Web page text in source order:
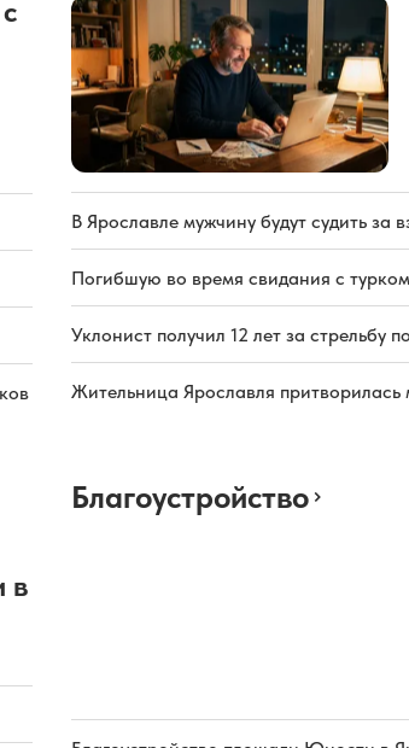
В Ярославле мужчину будут судить за
Погибшую во время свидания с
Уклонист получил 12 лет за стрельбу
Жительница Ярославля
в
Благоустройство